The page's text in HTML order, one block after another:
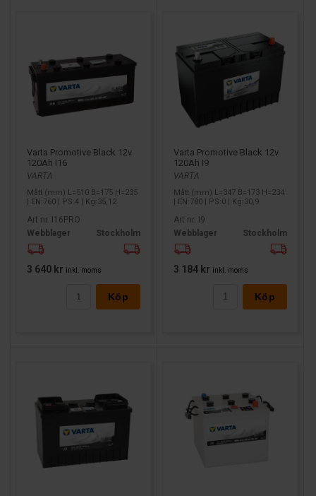
Varta Promotive Black 12v
120Ah I16
VARTA
Mått (mm) L=510 B=175 H=235
| EN:760 | PS:4 | Kg:35,12
Art nr. I16PRO
Webblager
Stockholm
3 640 kr inkl. moms
Köp
Varta Promotive Black 12v
120Ah I9
VARTA
Mått (mm) L=347 B=173 H=234
| EN:780 | PS:0 | Kg:30,9
Art nr. I9
Webblager
Stockholm
3 184 kr inkl. moms
Köp